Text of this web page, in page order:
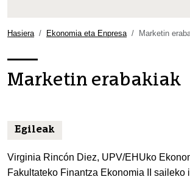
aurreratua…
Hasiera Ekonomia eta Enpresa Marketin
Marketin erabakiak
Egileak
Virginia Rincón Diez, UPV/EHUko
Fakultateko Finantza Ekonomia II saileko